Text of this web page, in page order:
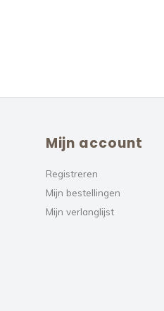
Mijn account
Registreren
Mijn bestellingen
Mijn verlanglijst